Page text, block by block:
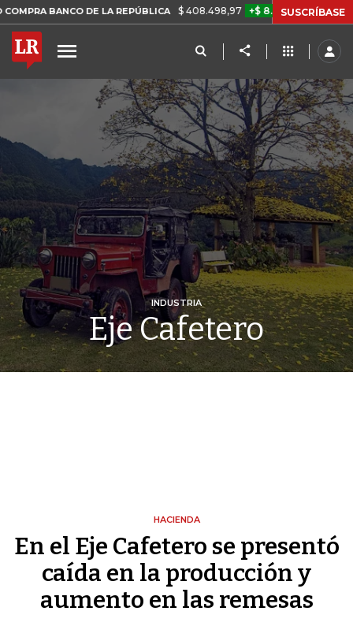
DE LA REPÚBLICA $ 408.498,97 +$ 8.753,81 +2,19% TASA DE
SUSCRÍBASE
INDUSTRIA
Eje Cafetero
HACIENDA
En el Eje Cafetero se presentó
caída en la producción y
aumento en las remesas